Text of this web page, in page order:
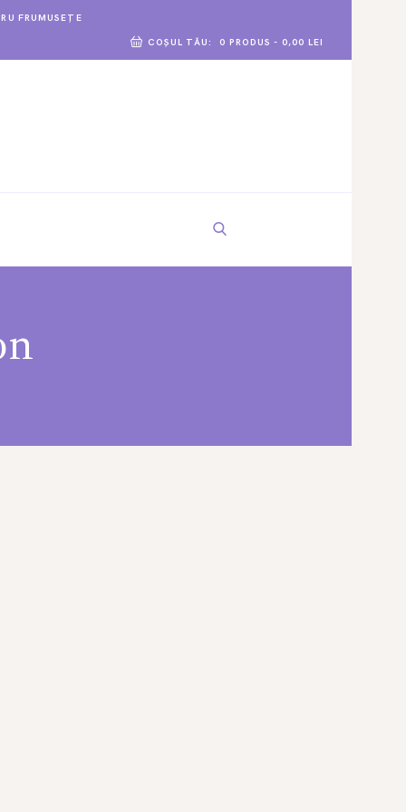
FRUMUSEȚE
COȘUL TĂU: 0 PRODUS - 0,00 LEI